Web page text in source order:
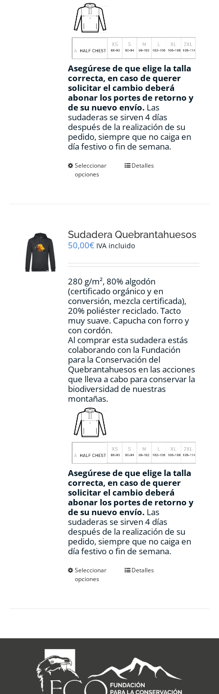
Asegúrese de que elige la talla
correcta, en caso de querer
solicitar el cambio deberá
abonar los portes de retorno y
de su nuevo envío. Las
sudaderas se sirven 4 días
después de la realización de su
pedido, siempre que no caiga en
día festivo o fin de semana.
Seleccionar
opciones
Este
se
pueden
en
página
de
producto
Detalles
Sudadera Quebrantahuesos
50,00€ IVA incluido
280 g/m², 80% algodón
(certificado orgánico y en
conversión, mezcla certificada),
20% poliéster reciclado. Tacto
muy suave. Capucha con forro y
con cordón.
Al comprar esta sudadera estás
colaborando con la Fundación
para la Conservación del
Quebrantahuesos en las acciones
que lleva a cabo para conservar la
biodiversidad de nuestras
montañas.
Asegúrese de que elige la talla
correcta, en caso de querer
solicitar el cambio deberá
abonar los portes de retorno y
de su nuevo envío. Las
sudaderas se sirven 4 días
después de la realización de su
pedido, siempre que no caiga en
día festivo o fin de semana.
Seleccionar
opciones
Este
se
elegir
en
la
página
Detalles